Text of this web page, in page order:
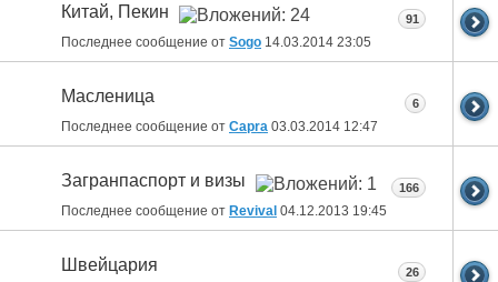
Китай, Пекин
Последнее сообщение от Sogo 14.03.2014 23:05
91
Масленица
Последнее сообщение от Capra 03.03.2014 12:47
6
Загранпаспорт и визы
Последнее сообщение от Revival 04.12.2013 19:45
166
Швейцария 26